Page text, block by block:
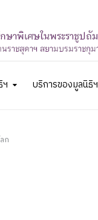
บริการของมูลนิธิฯ
ก